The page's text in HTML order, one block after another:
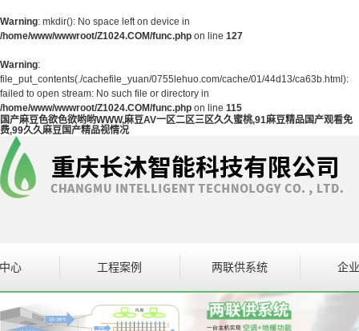
Warning: mkdir(): No space left on device in
/home/www/wwwroot/Z1024.COM/func.php on line 127
Warning:
file_put_contents(./cachefile_yuan/0755lehuo.com/cache/01/44d13/ca63b.html):
failed to open stream: No such file or directory in
/home/www/wwwroot/Z1024.COM/func.php on line 115
国产麻豆色欲色欲哟哟WWW,麻豆AV一区二区三区久久蜜桃,91麻豆精品国产观看免
费,99久久麻豆国产精品视情况
心
备
工程案例
案例展示
两联供系统 企